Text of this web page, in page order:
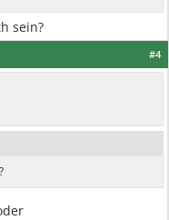
sein?
#4